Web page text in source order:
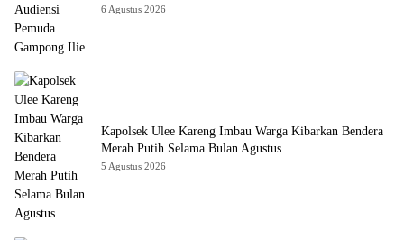
6 Agustus 2026
Kapolsek Ulee Kareng Imbau Warga Kibarkan Bendera
Merah Putih Selama Bulan Agustus
5 Agustus 2026